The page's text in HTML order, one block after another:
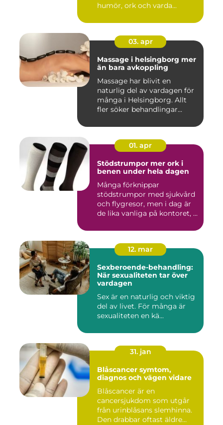
humör, ork och varda...
03. apr
Massage i helsingborg mer
än bara avkoppling
Massage har blivit en
naturlig del av vardagen för
många i Helsingborg. Allt
fler söker behandlingar...
01. apr
Stödstrumpor mer ork i
benen under hela dagen
Många förknippar
stödstrumpor med sjukvård
och flygresor, men i dag är
de lika vanliga på kontoret, ...
12. mar
Sexberoende-behandling:
När sexualiteten tar över
vardagen
Sex är en naturlig och viktig
del av livet. För många är
sexualiteten en kä...
31. jan
Blåscancer symtom,
diagnos och vägen vidare
Blåscancer är en
cancersjukdom som utgår
från urinblåsans slemhinna.
Den drabbar oftast äldre